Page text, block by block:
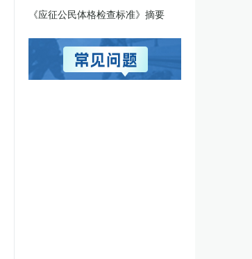
《应征公民体格检查标准》摘要